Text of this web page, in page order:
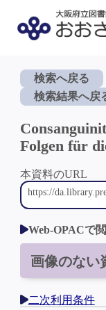
検索へ戻る
検索結果へ戻
Folgen für
本資料のURL
Web-OPACで
画像のない
二次利用条件